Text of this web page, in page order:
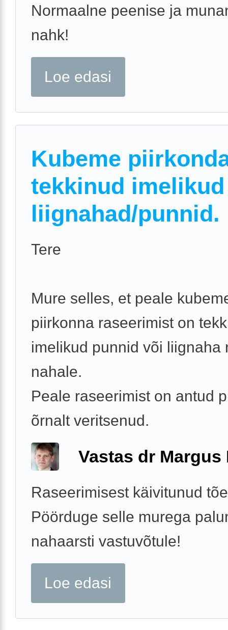
Normaalne peenise ja
nahk!
Loe edasi
Kubeme
tekkinud imelikud
liignahad/punnid.
Tere
Mure selles, et peale
piirkonna raseerimist on
imelikud punnid või liignaha
nahale.
Peale raseerimist on antud
õrnalt veritsenud.
Vastas dr Margus
Raseerimisest käivitunud
Pöörduge selle murega
nahaarsti vastuvõtule!
Loe edasi